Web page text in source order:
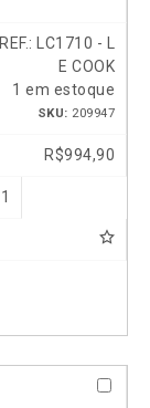
LC1710 - L
E COOK
1 em estoque
SKU: 209947
R$994,90
1